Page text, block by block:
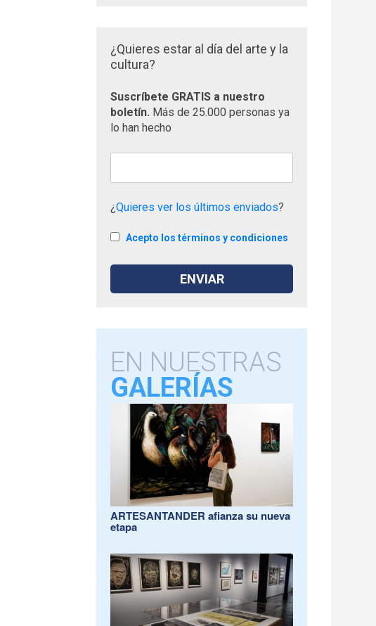
¿Quieres estar al día del arte y la
cultura?
Suscríbete GRATIS a nuestro
boletín. Más de 25.000 personas ya
lo han hecho
¿Quieres ver los últimos enviados?
Acepto los términos y condiciones
EN NUESTRAS
GALERÍAS
ARTESANTANDER afianza su nueva
etapa